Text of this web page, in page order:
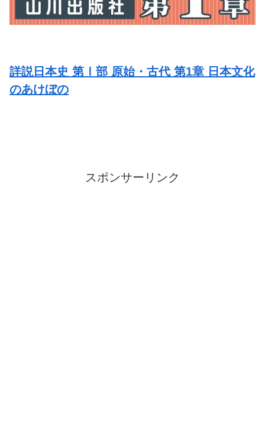
詳説日本史 第Ⅰ部 原始・古代 第1章 日本文化
のあけぼの
スポンサーリンク